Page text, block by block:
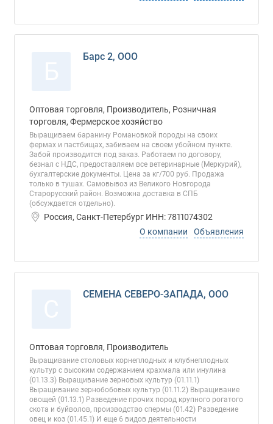
Барс 2, ООО
Оптовая торговля, Производитель, Розничная
торговля, Фермерское хозяйство
Выращиваем баранину Романовкой породы на своих
фермах и пастбищах, забиваем на своем убойном пункте.
Забой производится под заказ. Работаем по договору,
безнал с НДС, предоставляем все ветеринарные (Меркурий),
бухгалтерские документы. Цена за кг/700 руб. Продажа
только в тушах. Самовывоз из Великого Новгорода
Старорусский район. Возможна доставка в СПБ
(обсуждается отдельно).
Россия, Санкт-Петербург ИНН: 7811074302
О компании
Объявления
СЕМЕНА СЕВЕРО-ЗАПАДА, ООО
Оптовая торговля, Производитель
Выращивание столовых корнеплодных и клубнеплодных
культур с высоким содержанием крахмала или инулина
(01.13.3) Выращивание зерновых культур (01.11.1)
Выращивание зернобобовых культур (01.11.2) Выращивание
овощей (01.13.1) Разведение прочих пород крупного рогатого
скота и буйволов, производство спермы (01.42) Разведение
овец и коз (01.45.1) И еще 6 видов деятельности